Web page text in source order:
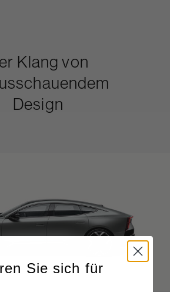
Klang von
Design
Sie sich für